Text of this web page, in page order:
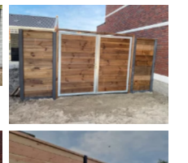
Dubbele poort